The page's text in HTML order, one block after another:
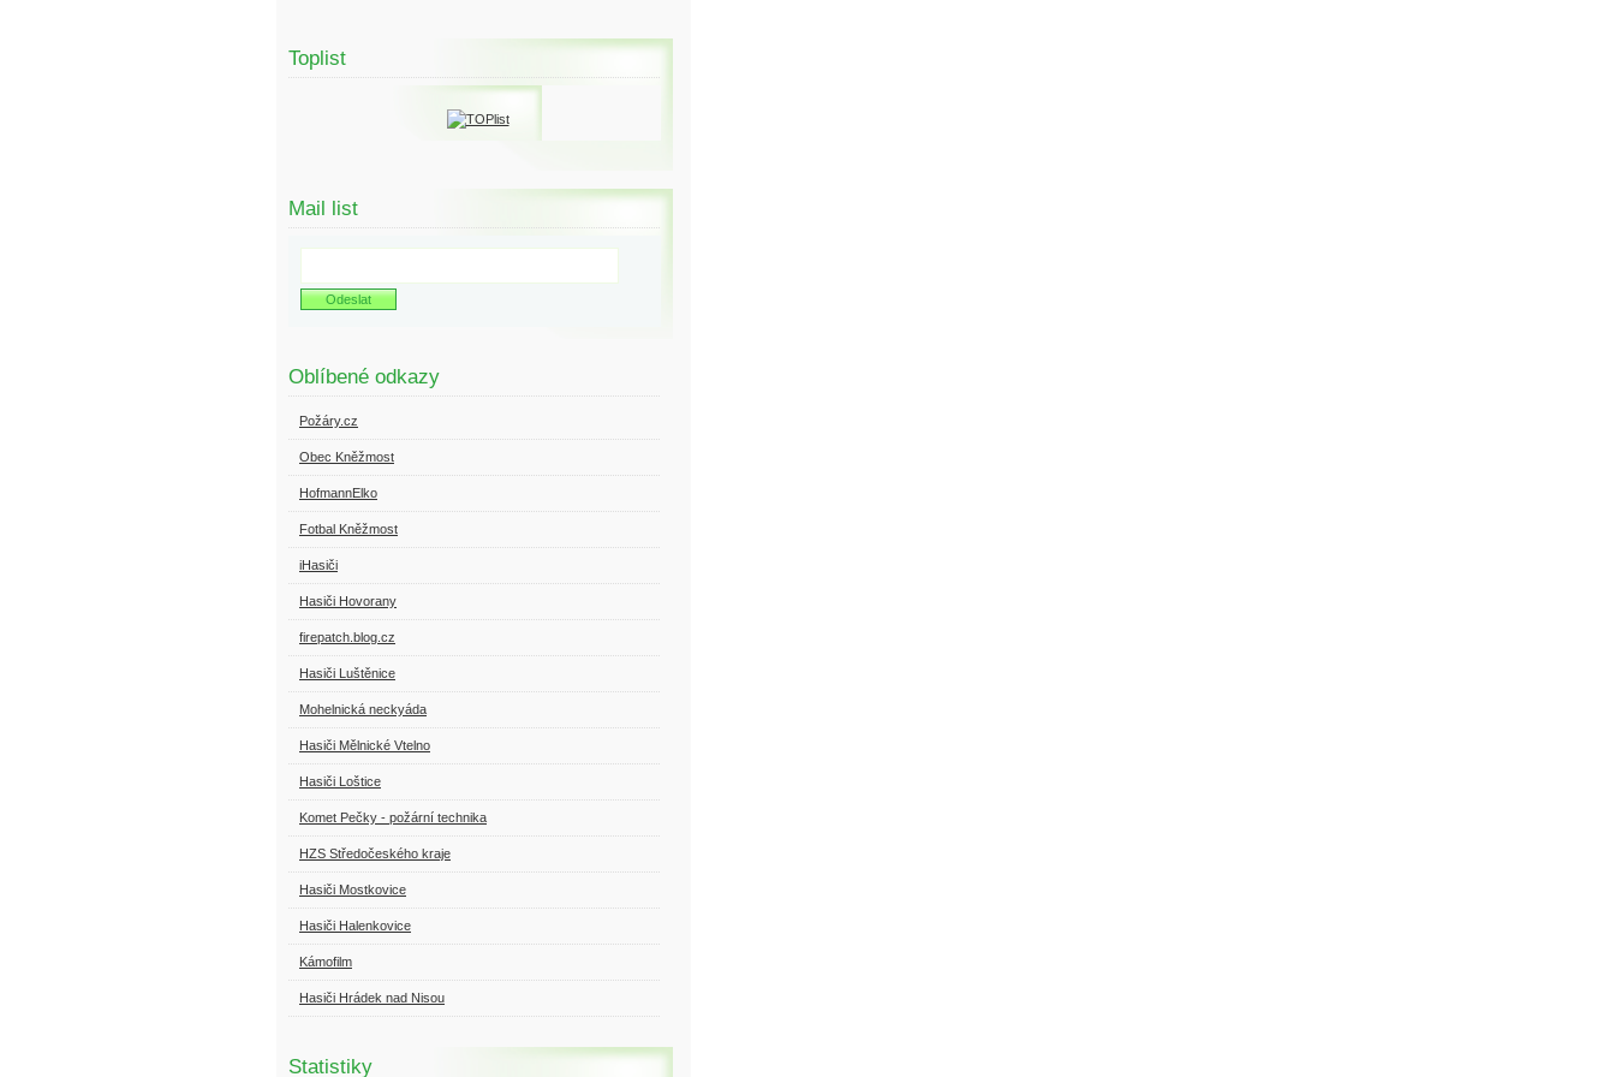
Toplist
Mail list
Oblíbené odkazy
Požáry.cz
Obec Kněžmost
HofmannElko
Fotbal Kněžmost
iHasiči
Hasiči Hovorany
firepatch.blog.cz
Hasiči Luštěnice
Mohelnická neckyáda
Hasiči Mělnické Vtelno
Hasiči Loštice
Komet Pečky - požární technika
HZS Středočeského kraje
Hasiči Mostkovice
Hasiči Halenkovice
Kámofilm
Hasiči Hrádek nad Nisou
Statistiky